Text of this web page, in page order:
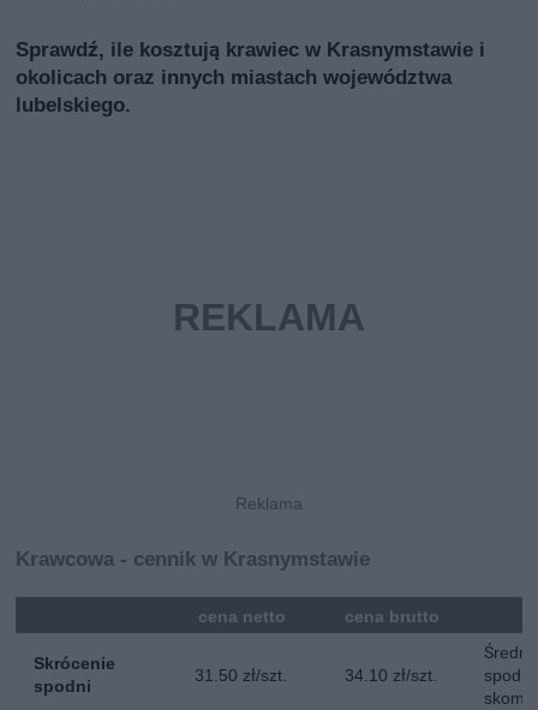
Sprawdź, ile kosztują krawiec w Krasnymstawie i
okolicach oraz innych miastach województwa
lubelskiego.
Krawcowa - cennik w Krasnymstawie
cena netto cena brutto
Skrócenie
spodni
31.50 zł/szt. 34.10 zł/szt.
Średni